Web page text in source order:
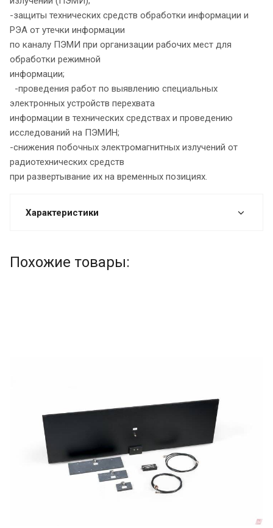
-защиты технических средств обработки информации и
РЭА от утечки информации
по каналу ПЭМИ при организации рабочих мест для
обработки режимной
информации;
-проведения работ по выявлению специальных
электронных устройств перехвата
информации в технических средствах и проведению
исследований на ПЭМИН;
-снижения побочных электромагнитных излучений от
радиотехнических средств
при развертывание их на временных позициях.
Характеристики
Похожие товары: